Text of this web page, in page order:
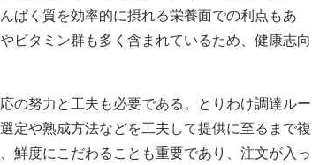
ぱく質を効率的に摂れる栄養面での利点もあ
ビタミン群も多く含まれているため、健康志向
の努力と工夫も必要である。とりわけ調達ルー
定や熟成方法などを工夫して提供に至るまで複
鮮度にこだわることも重要であり、注文が入っ